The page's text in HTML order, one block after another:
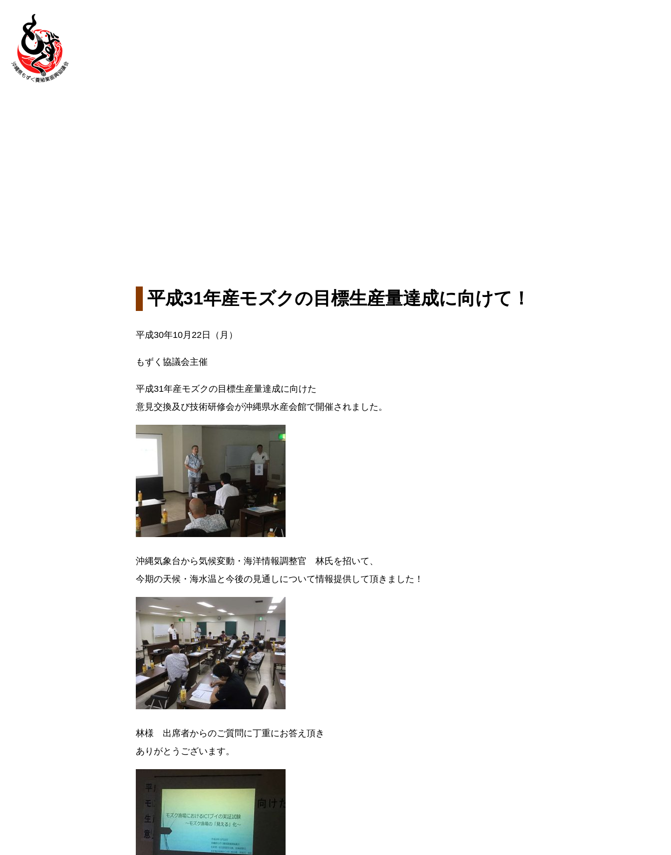
平成31年産モズクの目標生産量達成に向けて！
平成30年10月22日（月）
もずく協議会主催
平成31年産モズクの目標生産量達成に向けた
意見交換及び技術研修会が沖縄県水産会館で開催されました。
沖縄気象台から気候変動・海洋情報調整官 林氏を招いて、
今期の天候・海水温と今後の見通しについて情報提供して頂きました！
林様 出席者からのご質問に丁重にお答え頂き
ありがとうございます。